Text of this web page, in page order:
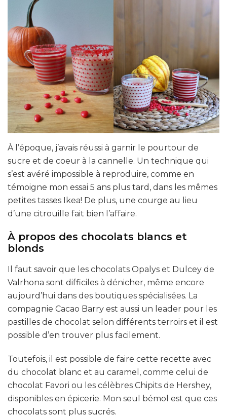
À l’époque, j’avais réussi à garnir le pourtour de
sucre et de coeur à la cannelle. Un technique qui
s’est avéré impossible à reproduire, comme en
témoigne mon essai 5 ans plus tard, dans les mêmes
petites tasses Ikea! De plus, une courge au lieu
d’une citrouille fait bien l’affaire.
À propos des chocolats blancs et
blonds
Il faut savoir que les chocolats Opalys et Dulcey de
Valrhona sont difficiles à dénicher, même encore
aujourd’hui dans des boutiques spécialisées. La
compagnie Cacao Barry est aussi un leader pour les
pastilles de chocolat selon différents terroirs et il est
possible d’en trouver plus facilement.
Toutefois, il est possible de faire cette recette avec
du chocolat blanc et au caramel, comme celui de
chocolat Favori ou les célèbres Chipits de Hershey,
disponibles en épicerie. Mon seul bémol est que ces
chocolats sont plus sucrés.